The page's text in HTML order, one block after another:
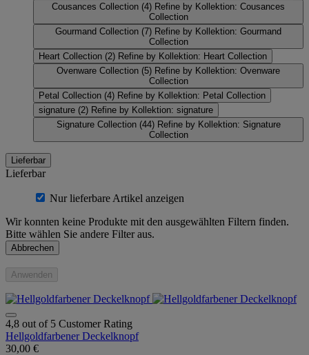
Cousances Collection (4) Refine by Kollektion: Cousances
Collection
Gourmand Collection (7) Refine by Kollektion: Gourmand
Collection
Heart Collection (2) Refine by Kollektion: Heart Collection
Ovenware Collection (5) Refine by Kollektion: Ovenware
Collection
Petal Collection (4) Refine by Kollektion: Petal Collection
signature (2) Refine by Kollektion: signature
Signature Collection (44) Refine by Kollektion: Signature
Collection
Lieferbar
Lieferbar
Nur lieferbare Artikel anzeigen
Wir konnten keine Produkte mit den ausgewählten Filtern finden.
Bitte wählen Sie andere Filter aus.
Abbrechen
Anwenden
4,8 out of 5 Customer Rating
Hellgoldfarbener Deckelknopf
30,00 €